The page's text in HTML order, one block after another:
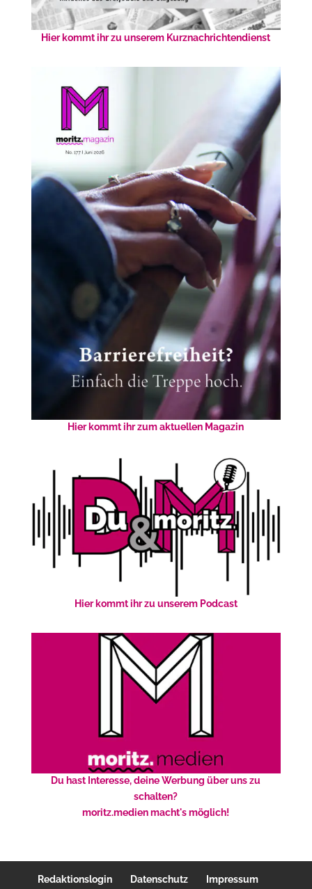
Hier kommt ihr zu unserem Kurznachrichtendienst
Hier kommt ihr zum aktuellen Magazin
Hier kommt ihr zu unserem Podcast
Du hast Interesse, deine Werbung über uns zu
schalten?
moritz.medien macht's möglich!
Redaktionslogin Datenschutz Impressum